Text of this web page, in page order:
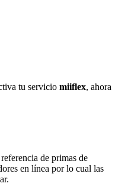
tu servicio miiflex, ahora
de primas de
en línea por lo cual las